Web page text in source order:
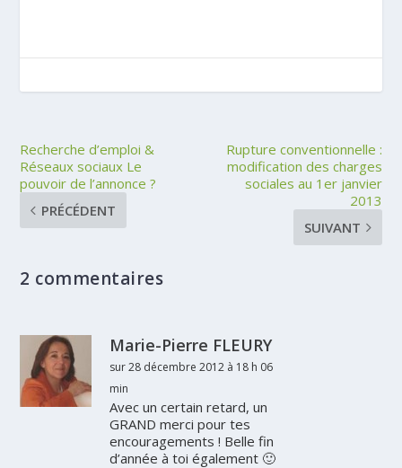
Recherche d’emploi &
Réseaux sociaux Le
pouvoir de l’annonce ?
PRÉCÉDENT
Rupture conventionnelle :
modification des charges
sociales au 1er janvier
2013
SUIVANT
2 commentaires
Marie-Pierre FLEURY
sur 28 décembre 2012 à 18 h 06
min
Avec un certain retard, un
GRAND merci pour tes
encouragements ! Belle fin
d’année à toi également 🙂